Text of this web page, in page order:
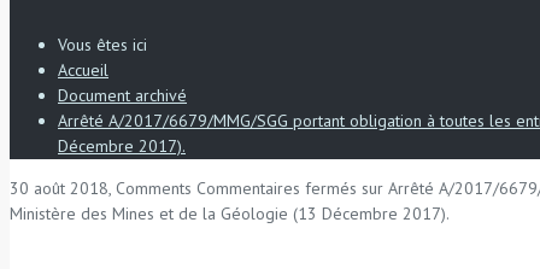
Vous êtes ici
Accueil
Document archivé
Arrêté A/2017/6679/MMG/SGG portant obligation à toutes les
Décembre 2017).
30 août 2018, Comments Commentaires fermés sur Arrêté A/2017/
Ministère des Mines et de la Géologie (13 Décembre 2017).